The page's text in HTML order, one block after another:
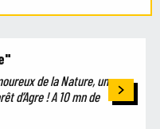
de la Nature, un parc
d’Agre ! A 10 mn de